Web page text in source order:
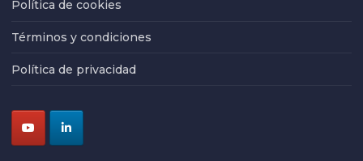
Política de cookies
Términos y condiciones
Política de privacidad